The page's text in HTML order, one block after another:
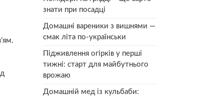
знати при посадці
Домашні вареники з вишнями —
смак літа по-українськи
Підживлення огірків у перші
тижні: старт для майбутнього
врожаю
Домашній мед із кульбаби: